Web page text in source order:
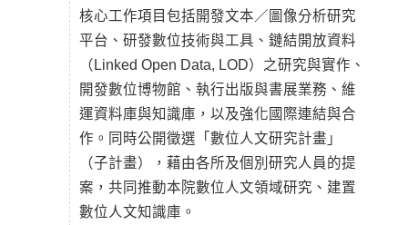
核心工作項目包括開發文本／圖像分析研究
平台、研發數位技術與工具、鏈結開放資料
（Linked Open Data, LOD）之研究與實作、
開發數位博物館、執行出版與書展業務、維
運資料庫與知識庫，以及強化國際連結與合
作。同時公開徵選「數位人文研究計畫」
（子計畫），藉由各所及個別研究人員的提
案，共同推動本院數位人文領域研究、建置
數位人文知識庫。